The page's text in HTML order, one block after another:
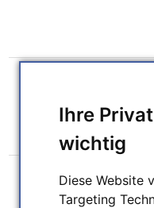
Ihre
wichtig
Diese Website
Targeting